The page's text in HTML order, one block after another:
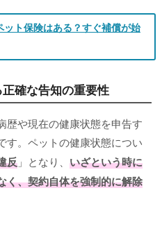
ット保険はある？すぐ補償が始
確な告知の重要性
歴や現在の健康状態を申告す
す。ペットの健康状態につい
反 」となり、 いざという時に
く、契約自体を強制的に解除